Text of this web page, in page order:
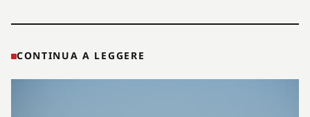
CONTINUA A LEGGERE